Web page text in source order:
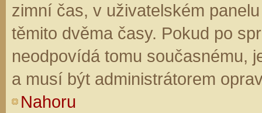
zimní čas, v uživatelském
těmito dvěma časy. Pokud po
neodpovídá tomu současnému,
a musí být administrátorem
Nahoru